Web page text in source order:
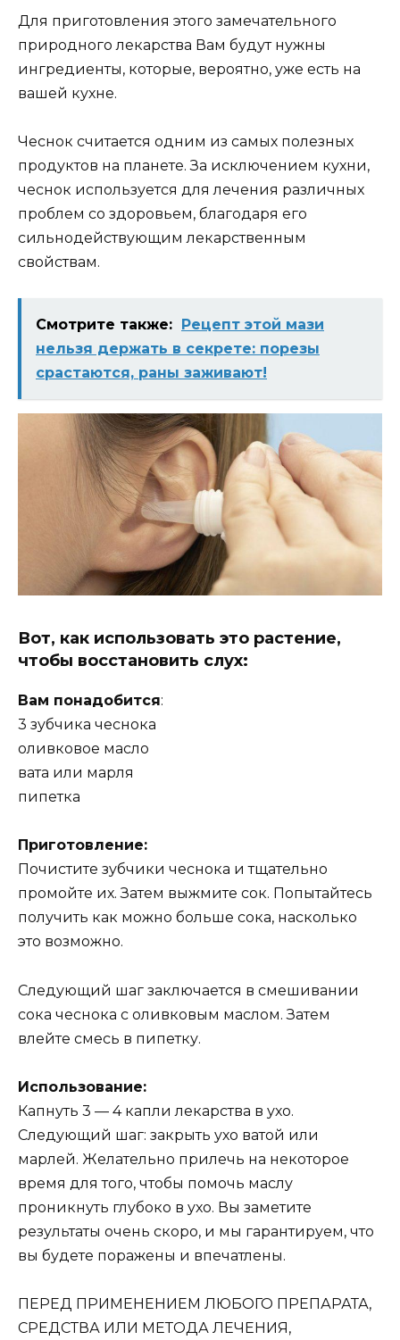
Для приготовления этого замечательного
природного лекарства Вам будут нужны
ингредиенты, которые, вероятно, уже есть на
вашей кухне.
Чеснок считается одним из самых полезных
продуктов на планете. За исключением кухни,
чеснок используется для лечения различных
проблем со здоровьем, благодаря его
сильнодействующим лекарственным
свойствам.
Смотрите также:
Рецепт этой мази
нельзя держать в секрете: порезы
срастаются, раны заживают!
Вот, как использовать это растение,
чтобы восстановить слух:
Вам понадобится:
3 зубчика чеснока
оливковое масло
вата или марля
пипетка
Приготовление:
Почистите зубчики чеснока и тщательно
промойте их. Затем выжмите сок. Попытайтесь
получить как можно больше сока, насколько
это возможно.
Следующий шаг заключается в смешивании
сока чеснока с оливковым маслом. Затем
влейте смесь в пипетку.
Использование:
Капнуть 3 — 4 капли лекарства в ухо.
Следующий шаг: закрыть ухо ватой или
марлей. Желательно прилечь на некоторое
время для того, чтобы помочь маслу
проникнуть глубоко в ухо. Вы заметите
результаты очень скоро, и мы гарантируем, что
вы будете поражены и впечатлены.
ПЕРЕД ПРИМЕНЕНИЕМ ЛЮБОГО ПРЕПАРАТА,
СРЕДСТВА ИЛИ МЕТОДА ЛЕЧЕНИЯ,